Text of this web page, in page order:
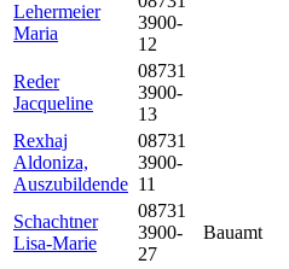
Lehermeier
Maria
3900-
12
Reder
Jacqueline
08731
3900-
13
Rexhaj
Aldoniza,
Auszubildende
08731
3900-
11
Schachtner
Lisa-Marie
08731
3900-
27
Bauamt